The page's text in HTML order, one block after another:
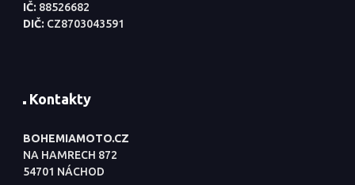
IČ: 88526682
DIČ: CZ8703043591
Kontakty
BOHEMIAMOTO.CZ
NA HAMRECH 872
54701 NÁCHOD